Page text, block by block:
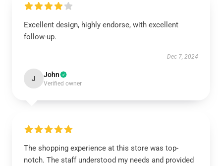
Excellent design, highly endorse, with excellent
follow-up.
Dec 7, 2024
J John
Verified owner
The shopping experience at this store was top-
notch. The staff understood my needs and provided